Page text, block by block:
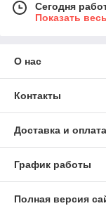
Сегодня
Показать
О нас
Контакты
Доставка и оплата
График работы
Полная версия